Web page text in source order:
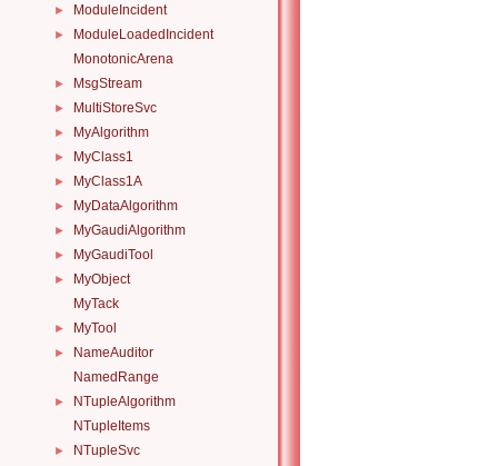
► ModuleIncident
►
ModuleLoadedIncident
MonotonicArena
► MsgStream
► MultiStoreSvc
► MyAlgorithm
► MyClass1
► MyClass1A
► MyDataAlgorithm
► MyGaudiAlgorithm
► MyGaudiTool
►
MyObject
MyTack
► MyTool
►
NameAuditor
NamedRange
►
NTupleAlgorithm
NTupleItems
► NTupleSvc